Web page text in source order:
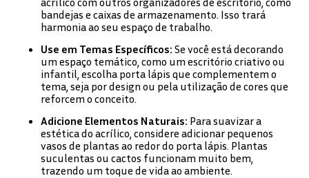
bandejas e caixas de armazenamento. Isso trará
harmonia ao seu espaço de trabalho.
Use em Temas Específicos: Se você está decorando
um espaço temático, como um escritório criativo ou
infantil, escolha porta lápis que complementem o
tema, seja por design ou pela utilização de cores que
reforcem o conceito.
Adicione Elementos Naturais: Para suavizar a
estética do acrílico, considere adicionar pequenos
vasos de plantas ao redor do porta lápis. Plantas
suculentas ou cactos funcionam muito bem,
trazendo um toque de vida ao ambiente.